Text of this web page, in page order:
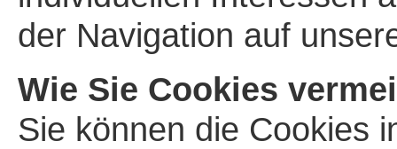
der Navigation auf
Wie Sie Cookies
Sie können die Cookies